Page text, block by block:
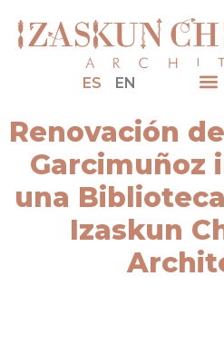
ES EN
Renovación
Garcimuñoz
una
Izaskun